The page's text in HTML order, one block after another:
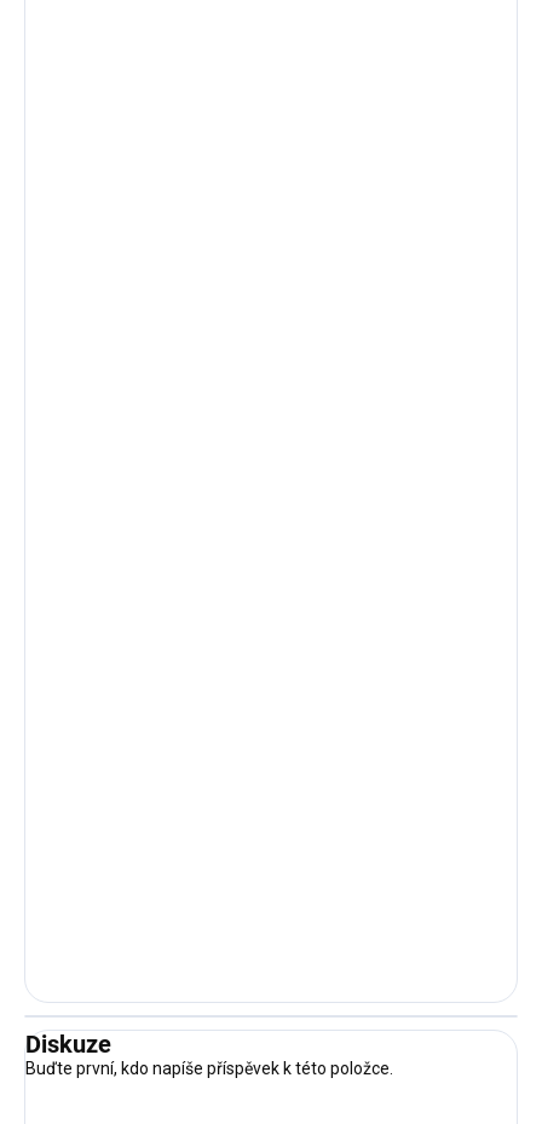
Diskuze
Buďte první, kdo napíše příspěvek k této položce.